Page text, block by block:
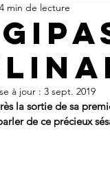
4 min de lecture
à jour : 3 sept. 2019
la sortie de sa
de ce précieux